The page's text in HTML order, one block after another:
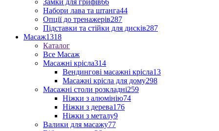
Замки для грифів66
Набори лава та штанга44
Опції до тренажерів287
Підставки та стійки для дисків287
Масаж1318
Каталог
Все Масаж
Масажні крісла314
Вендингові масажні крісла13
Масажні крісла для дому298
Масажні столи розкладні259
Ніжки з алюмінію74
Ніжки з дерева176
Ніжки з металу9
Валики для масажу77